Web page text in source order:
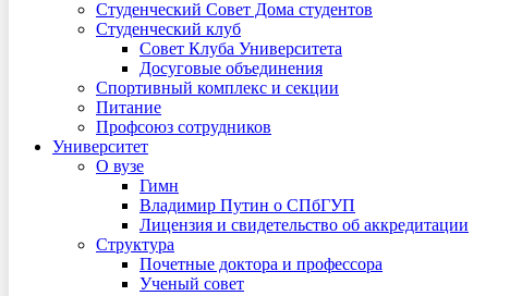
Студенческий Совет Дома студентов
Студенческий клуб
Совет Клуба Университета
Досуговые объединения
Спортивный комплекс и секции
Питание
Профсоюз сотрудников
Университет
О вузе
Гимн
Владимир Путин о СПбГУП
Лицензия и свидетельство об аккредитации
Структура
Почетные доктора и профессора
Ученый совет